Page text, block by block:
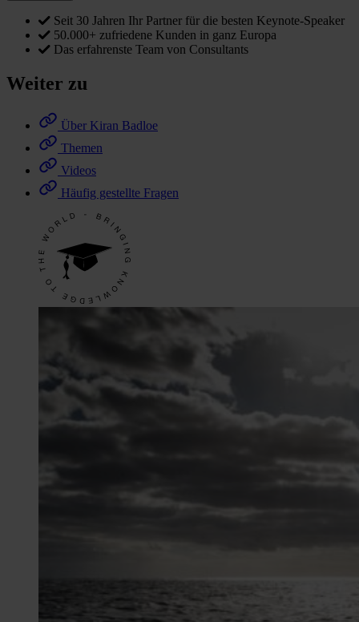
Seit 30 Jahren Ihr Partner für die besten Keynote-Speaker
50.000+ zufriedene Kunden in ganz Europa
Das erfahrenste Team von Consultants
Weiter zu
Über Kiran Badloe
Themen
Videos
Häufig gestellte Fragen